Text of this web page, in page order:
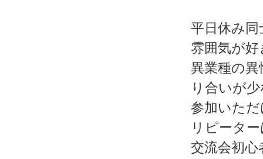
平日休み
雰囲気が
異業種の
り合いが
参加いた
リピータ
交流会初